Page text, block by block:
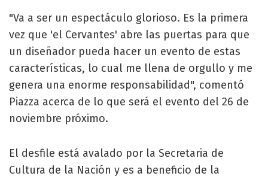
"Va a ser un espectáculo glorioso. Es la primera
vez que 'el Cervantes' abre las puertas para que
un diseñador pueda hacer un evento de estas
características, lo cual me llena de orgullo y me
genera una enorme responsabilidad", comentó
Piazza acerca de lo que será el evento del 26 de
noviembre próximo.
El desfile está avalado por la Secretaria de
Cultura de la Nación y es a beneficio de la